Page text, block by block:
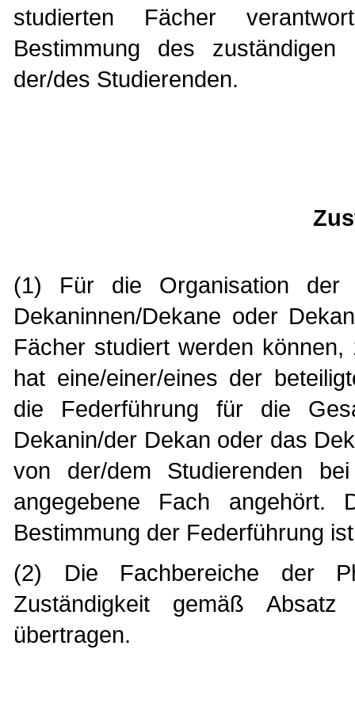
studierten Fächer
Bestimmung des
der/des Studierenden.
(1) Für die Organisation
Dekaninnen/Dekane oder
Fächer studiert werden
hat eine/einer/eines der
die Federführung für die
Dekanin/der Dekan oder das
von der/dem Studierenden
angegebene Fach angehört.
Bestimmung der Federführung
(2) Die Fachbereiche der
Zuständigkeit gemäß
übertragen.